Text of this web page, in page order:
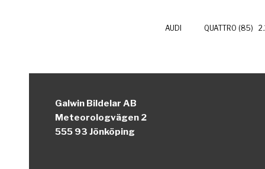
AUDI QUATTRO (85)
Galwin Bildelar AB
Meteorologvägen 2
555 93 Jönköping